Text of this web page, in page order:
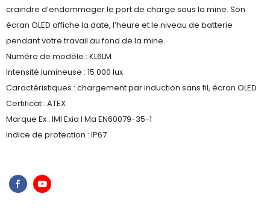
craindre d’endommager le port de charge sous la mine. Son
écran OLED affiche la date, l’heure et le niveau de batterie
pendant votre travail au fond de la mine.
Numéro de modèle : KL6LM
Intensité lumineuse : 15 000 lux
Caractéristiques : chargement par induction sans fil, écran OLED
Certificat : ATEX
Marque Ex : IMI Exia I Ma EN60079-35-1
Indice de protection : IP67